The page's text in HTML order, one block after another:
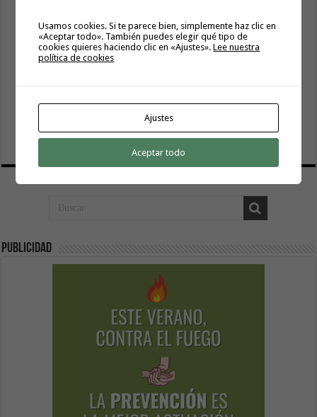
El Ayuntamiento de Hermigua licita la instalación de 30
farolas fotovoltaicas en la subida a Las Cabezadas
6 agosto, 2026
Publicidad
Usamos cookies. Si te parece bien, simplemente haz clic en
«Aceptar todo». También puedes elegir qué tipo de
cookies quieres haciendo clic en «Ajustes».Lee nuestra
política de cookies
Ajustes
Aceptar todo